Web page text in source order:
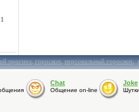
прогноз,гороскоп,персональный гороскоп,
Chat
Общение on-line
Joke